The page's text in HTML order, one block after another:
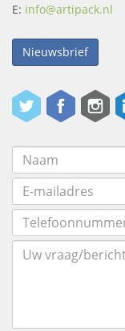
E: info@artipack.nl
Nieuwsbrief